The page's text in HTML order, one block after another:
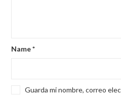
Name*
Guarda mi nombre, correo